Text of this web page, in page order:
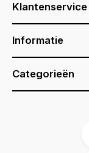
Klantenservice
Informatie
Categorieën